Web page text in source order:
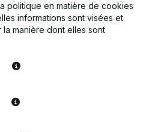
politique en matière de cookies
informations sont visées et
manière dont elles sont
Recherche internationale
Prospection